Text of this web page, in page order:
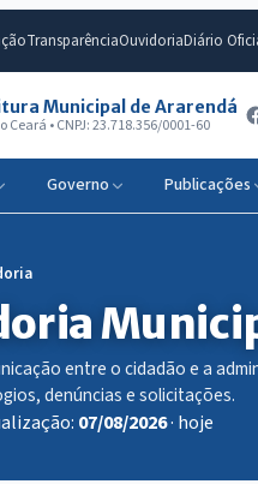
TransparênciaOuvidoriaDiário
Municipal de Ararendá
Ceará • CNPJ: 23.718.356/0001-60
Governo Publicações
entre o cidadão e a
denúncias e solicitações.
07/08/2026· hoje